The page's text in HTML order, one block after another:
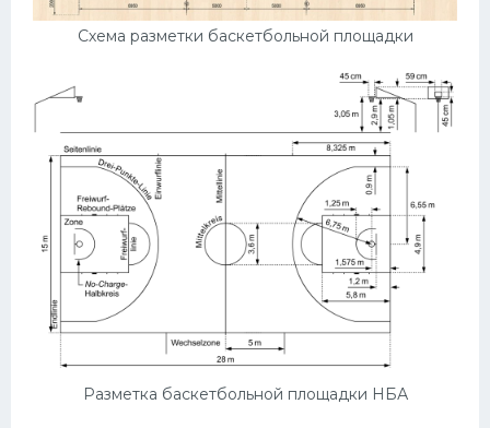
Схема разметки баскетбольной площадки
Разметка баскетбольной площадки НБА